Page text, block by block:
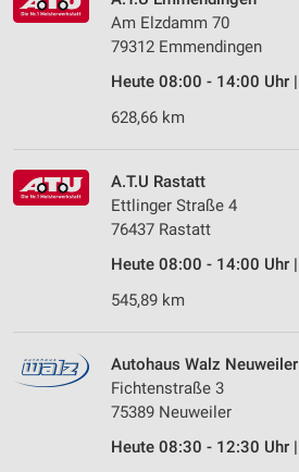
Am Elzdamm 70
79312 Emmendingen
Heute 08:00 - 14:00 Uhr |
628,66 km
A.T.U Rastatt
Ettlinger Straße 4
76437 Rastatt
Heute 08:00 - 14:00 Uhr |
545,89 km
Autohaus Walz Neuweiler
Fichtenstraße 3
75389 Neuweiler
Heute 08:30 - 12:30 Uhr |